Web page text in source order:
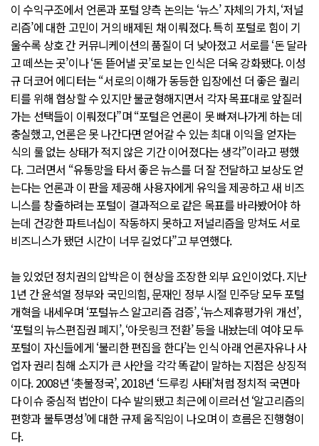
이 수익구조에서 언론과 포털 양측 논의는 ‘뉴스’ 자체의 가치, ‘저널
리즘’에 대한 고민이 거의 배제된 채 이뤄졌다. 특히 포털로 힘이 기
울수록 상호 간 커뮤니케이션의 품질이 더 낮아졌고 서로를 ‘돈 달라
고 떼쓰는 곳’이나 ‘돈 뜯어낼 곳’로 보는 인식은 더욱 강화됐다. 이성
규 더코어 에디터는 “서로의 이해가 동등한 입장에선 더 좋은 퀄리
티를 위해 협상할 수 있지만 불균형해지면서 각자 목표대로 앞질러
가는 선택들이 이뤄졌다”며 “포털은 언론이 못 빠져나가게 하는 데
충실했고, 언론은 못 나간다면 얻어갈 수 있는 최대 이익을 얻자는
식의 룰 없는 상태가 적지 않은 기간 이어졌다는 생각”이라고 평했
다. 그러면서 “유통망을 타서 좋은 뉴스를 더 잘 전달하고 보상도 얻
는다는 언론과 이 판을 제공해 사용자에게 유익을 제공하고 새 비즈
니스를 창출하려는 포털이 결과적으로 같은 목표를 바라봤어야 하
는데 건강한 파트너십이 작동하지 못하고 저널리즘을 망쳐도 서로
비즈니스가 됐던 시간이 너무 길었다”고 부연했다.
늘 있었던 정치권의 압박은 이 현상을 조장한 외부 요인이었다. 지난
1년 간 윤석열 정부와 국민의힘, 문재인 정부 시절 민주당 모두 포털
개혁을 내세우며 ‘포털뉴스 알고리즘 검증’, ‘뉴스제휴평가위 개선’,
‘포털의 뉴스편집권 폐지’, ‘아웃링크 전환’ 등을 내놨는데 여야 모두
포털이 자신들에게 ‘불리한 편집을 한다’는 인식 아래 언론자유나 사
업자 권리 침해 소지가 큰 사안을 각각 똑같이 말하는 지점은 상징적
이다. 2008년 ‘촛불정국’, 2018년 ‘드루킹 사태’처럼 정치적 국면마
다 이슈 중심적 법안이 다수 발의됐고 최근에 이르러선 ‘알고리즘의
편향과 불투명성’에 대한 규제 움직임이 나오며 이 흐름은 진행형이
다.